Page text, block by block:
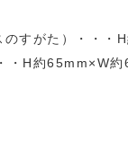
すがた）・・・
・H約65mm×W約